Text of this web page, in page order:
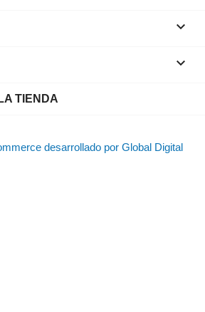


TIENDA
desarrollado por Global Digital